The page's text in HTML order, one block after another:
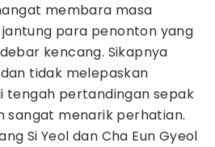
membara masa
para penonton yang
kencang. Sikapnya
tidak melepaskan
tengah pertandingan sepak
sangat menarik perhatian.
Si Yeol dan Cha Eun Gyeol